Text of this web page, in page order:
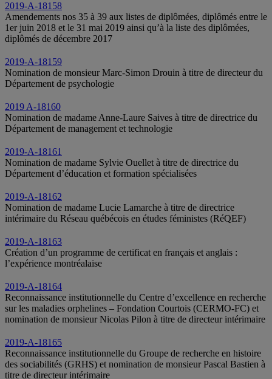
2019-A-18158
Amendements nos 35 à 39 aux listes de diplômées, diplômés entre le
1er juin 2018 et le 31 mai 2019 ainsi qu’à la liste des diplômées,
diplômés de décembre 2017
2019-A-18159
Nomination de monsieur Marc-Simon Drouin à titre de directeur du
Département de psychologie
2019 A-18160
Nomination de madame Anne-Laure Saives à titre de directrice du
Département de management et technologie
2019-A-18161
Nomination de madame Sylvie Ouellet à titre de directrice du
Département d’éducation et formation spécialisées
2019-A-18162
Nomination de madame Lucie Lamarche à titre de directrice
intérimaire du Réseau québécois en études féministes (RéQEF)
2019-A-18163
Création d’un programme de certificat en français et anglais :
l’expérience montréalaise
2019-A-18164
Reconnaissance institutionnelle du Centre d’excellence en recherche
sur les maladies orphelines – Fondation Courtois (CERMO-FC) et
nomination de monsieur Nicolas Pilon à titre de directeur intérimaire
2019-A-18165
Reconnaissance institutionnelle du Groupe de recherche en histoire
des sociabilités (GRHS) et nomination de monsieur Pascal Bastien à
titre de directeur intérimaire